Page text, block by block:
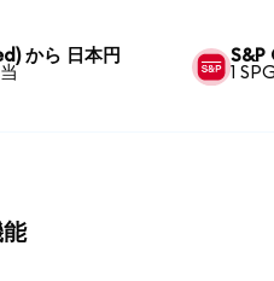
から 日本円
S&P
1